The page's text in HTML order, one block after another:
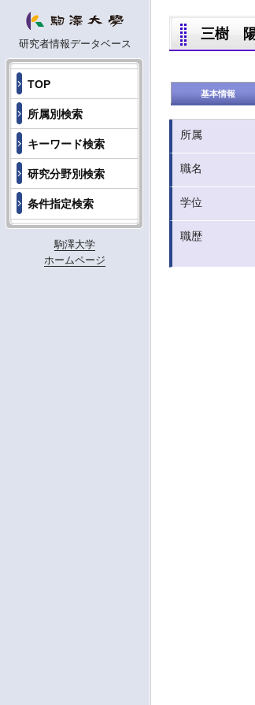
研究者情報データベース
TOP
所属別検索
キーワード検索
研究分野別検索
条件指定検索
駒澤大学
ホームページ
三樹
基本情報
所属
職名
学位
職歴